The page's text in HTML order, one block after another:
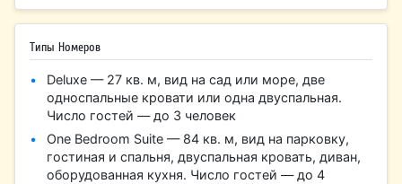
Типы Номеров
Deluxe — 27 кв. м, вид на сад или море, две
односпальные кровати или одна двуспальная.
Число гостей — до 3 человек
One Bedroom Suite — 84 кв. м, вид на парковку,
гостиная и спальня, двуспальная кровать, диван,
оборудованная кухня. Число гостей — до 4